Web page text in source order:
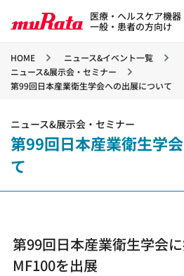
医療・ヘルスケア機器
一般・患者の方向け
HOME
ニュース&イベント一覧
ニュース&展示会・セミナー
第99回日本産業衛生学会への出展について
第99回日本産業衛生学
て
ニュース&展示会・セミナー
第99回日本産業衛生学会
MF100を出展